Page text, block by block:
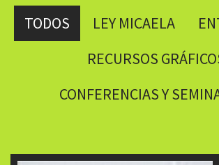
TODOS LEY MICAELA
RECURSOS
CONFERENCIAS Y